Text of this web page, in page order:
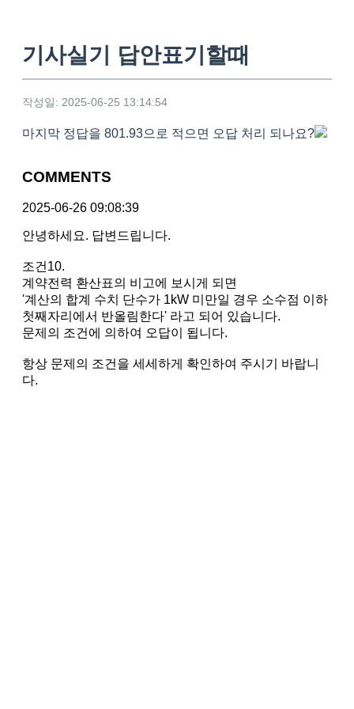
기사실기 답안표기할때
작성일: 2025-06-25 13:14:54
마지막 정답을 801.93으로 적으면 오답 처리 되나요?
COMMENTS
2025-06-26 09:08:39
안녕하세요. 답변드립니다.
조건10.
계약전력 환산표의 비고에 보시게 되면
'계산의 합계 수치 단수가 1kW 미만일 경우 소수점 이하
첫째자리에서 반올림한다' 라고 되어 있습니다.
문제의 조건에 의하여 오답이 됩니다.
항상 문제의 조건을 세세하게 확인하여 주시기 바랍니
다.